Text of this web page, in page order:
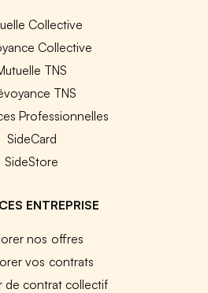
Collective
Collective
TNS
TNS
Professionnelles
SideCard
SideStore
ENTREPRISE
nos offres
vos contrats
de contrat collectif